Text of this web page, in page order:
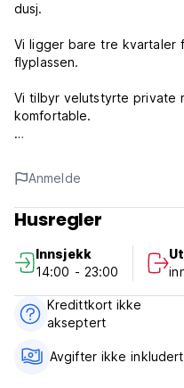
dusj.
Vi ligger bare tre kvartaler
flyplassen.
Vi tilbyr velutstyrte private
komfortable.
Innsjekking fra kl. 14.00.
Sjekk ut før kl. 10.00.
Betaling ved ankomst med
overnattingsstedet kan
ankomst.
Skatter ikke inkludert -
Frokost inkludert.
Anmelde
Husregler
Innsjekk
14:00 - 23:00
Kredittkort ikke
akseptert
Avgifter ikke inkludert